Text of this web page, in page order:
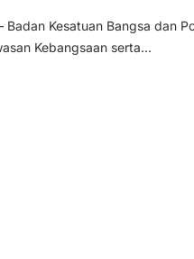
Badan Kesatuan Bangsa dan
Kebangsaan serta...